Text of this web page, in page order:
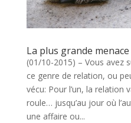
La plus grande
(01/10-2015) – Vous avez
ce genre de relation, ou
vécu: Pour l’un, la relation
roule… jusqu’au jour où
une affaire ou...